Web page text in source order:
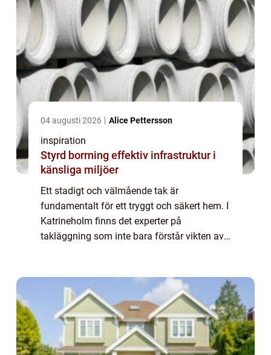
04 augusti 2026 Alice Pettersson
inspiration
Styrd borrning effektiv infrastruktur i
känsliga miljöer
Ett stadigt och välmående tak är
fundamentalt för ett tryggt och säkert hem. I
Katrineholm finns det experter på
takläggning som inte bara förstår vikten av